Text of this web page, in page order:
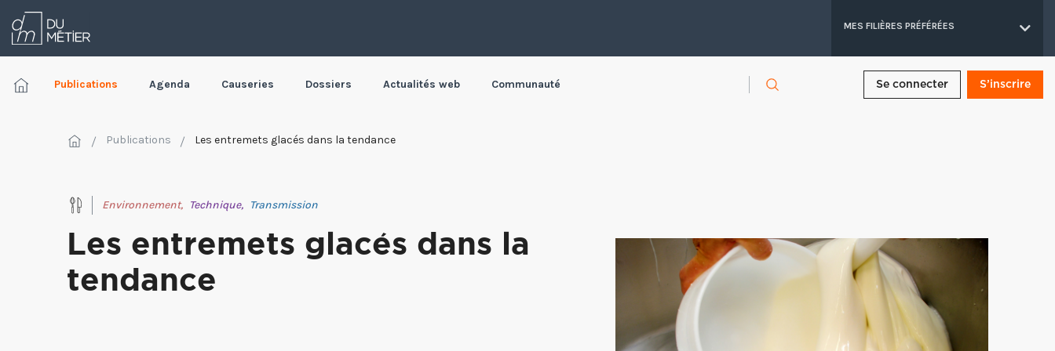
MES FILIÈRES PRÉFÉRÉES
Publications Agenda Causeries Dossiers Actualités web Communauté Se connecter S’inscrire
Publications Les entremets glacés dans la tendance
Environnement, Technique, Transmission
Les entremets glacés dans la
tendance